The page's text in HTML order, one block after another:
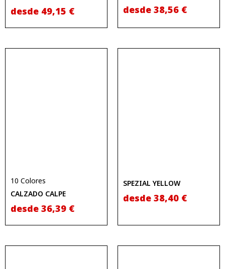
desde 49,15 € desde 38,56 €
10 Colores
CALZADO CALPE
desde 36,39 €
SPEZIAL YELLOW
desde 38,40 €